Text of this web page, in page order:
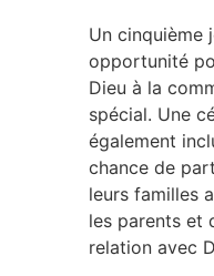
Un cinquième
opportunité
Dieu à la
spécial. Une
également
chance de
leurs familles
les parents et
relation avec